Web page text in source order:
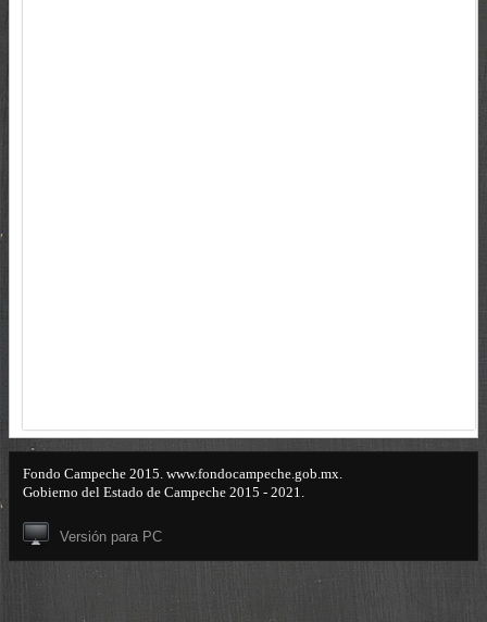
Fondo Campeche 2015. www.fondocampeche.gob.mx.
Gobierno del Estado de Campeche 2015 - 2021.
Versión para PC